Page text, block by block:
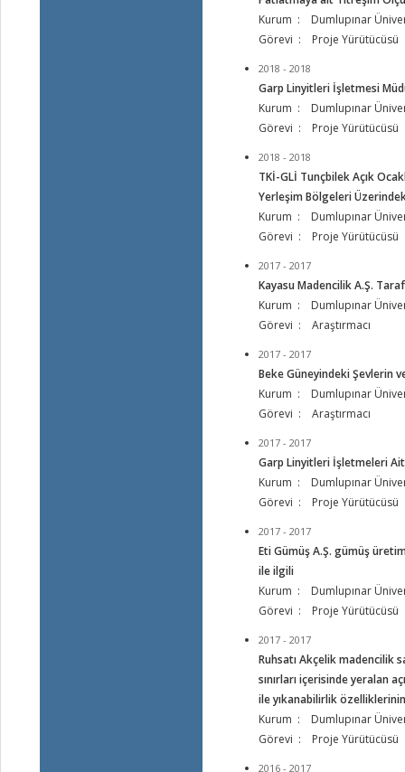
Kurum : Dumlupınar
Görevi : Proje Yürütücüsü
2018 - 2018
Garp Linyitleri İşletmesi
Kurum : Dumlupınar
Görevi : Proje Yürütücüsü
2018 - 2018
TKİ-GLİ Tunçbilek Açık
Yerleşim Bölgeleri
Kurum : Dumlupınar
Görevi : Proje Yürütücüsü
2017 - 2017
Kayasu Madencilik A.Ş.
Kurum : Dumlupınar
Görevi : Araştırmacı
2017 - 2017
Beke Güneyindeki Şevlerin
Kurum : Dumlupınar
Görevi : Araştırmacı
2017 - 2017
Garp Linyitleri İşletmeleri Ait
Kurum : Dumlupınar
Görevi : Proje Yürütücüsü
2017 - 2017
Eti Gümüş A.Ş. gümüş üretim
ile ilgili
Kurum : Dumlupınar
Görevi : Proje Yürütücüsü
2017 - 2017
Ruhsatı Akçelik madencilik
sınırları içerisinde yeralan
ile yıkanabilirlik
Kurum : Dumlupınar
Görevi : Proje Yürütücüsü
2016 - 2017